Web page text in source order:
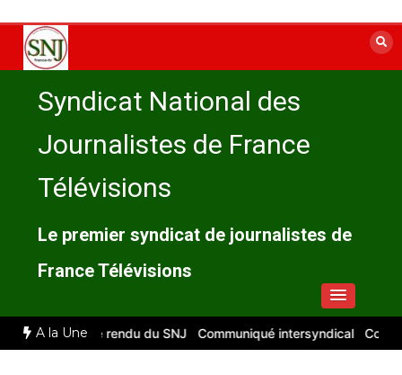
contenu
Syndicat National des
Journalistes de France
Télévisions
Le premier syndicat de journalistes de
France Télévisions
A la Une
: compte rendu du SNJ Communiqué intersyndical